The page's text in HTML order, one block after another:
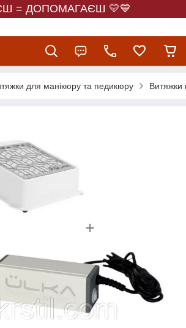
= ДОПОМАГАЄШ 💛💙
для манікюру та педикюру Витяжки